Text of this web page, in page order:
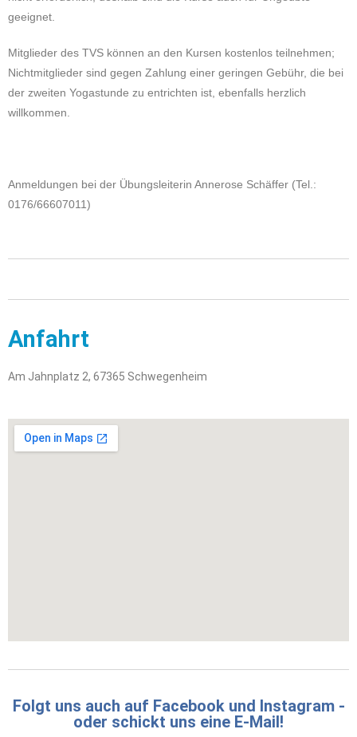
geeignet.
Mitglieder des TVS können an den Kursen kostenlos teilnehmen;
Nichtmitglieder sind gegen Zahlung einer geringen Gebühr, die bei
der zweiten Yogastunde zu entrichten ist, ebenfalls herzlich
willkommen.
Anmeldungen bei der Übungsleiterin Annerose Schäffer (Tel.:
0176/66607011)
Anfahrt
Am Jahnplatz 2, 67365 Schwegenheim
Folgt uns auch auf Facebook und Instagram -
oder schickt uns eine E-Mail!